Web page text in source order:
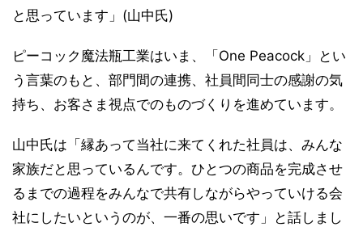
と思っています」(山中氏)
ピーコック魔法瓶工業はいま、「One Peacock」とい
う言葉のもと、部門間の連携、社員間同士の感謝の気
持ち、お客さま視点でのものづくりを進めています。
山中氏は「縁あって当社に来てくれた社員は、みんな
家族だと思っているんです。ひとつの商品を完成させ
るまでの過程をみんなで共有しながらやっていける会
社にしたいというのが、一番の思いです」と話しまし